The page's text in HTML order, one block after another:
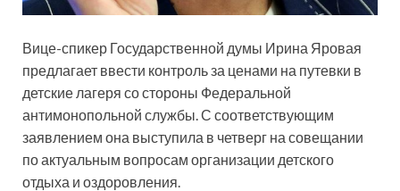
Вице-спикер Государственной думы Ирина Яровая
предлагает ввести контроль за ценами на путевки в
детские лагеря со стороны Федеральной
антимонопольной службы. С соответствующим
заявлением она выступила в четверг на совещании
по актуальным вопросам организации детского
отдыха и оздоровления.